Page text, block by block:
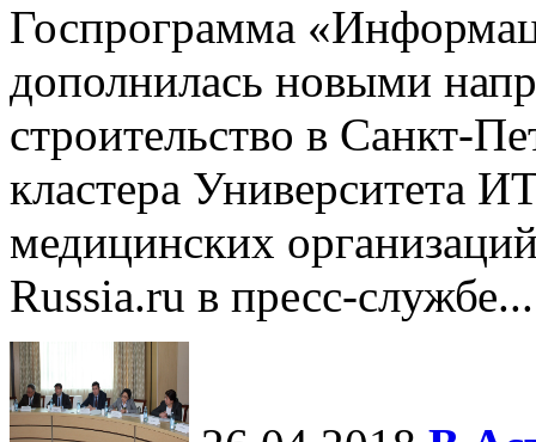
Госпрограмма
дополнилась новыми
строительство в Санкт-
кластера Университета
медицинских
Russia.ru в пресс-службе...